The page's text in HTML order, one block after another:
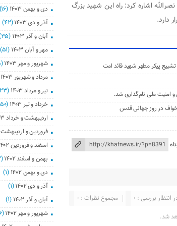
اشاره کرد: راه این شهید بزرگ
دارد.
پیکر مطهر شهید قائد امت
خواف در روز جهانی قدس
مجموع نظرات : ۰ انتظار بررسی : ۰
شد.
دی و بهمن ۱۴۰۳
(۱۶)
آذر و دی ۱۴۰۳
(۴۲)
آبان و آذر ۱۴۰۳
(۳۵)
مهر و آبان ۱۴۰۳
(۵۱)
شهریور و مهر ۱۴۰۳
(۸۵)
مرداد و شهریور ۱۴۰۳
تیر و مرداد ۱۴۰۳
(۲۳)
خرداد و تیر ۱۴۰۳
(۵۰)
اردیبهشت و خرداد ۱۴۰۳
فروردین و اردیبهشت ۱۴۰۳
اسفند و فروردین ۱۴۰۲
بهمن و اسفند ۱۴۰۲
(۳)
دی و بهمن ۱۴۰۲
(۱)
آذر و دی ۱۴۰۲
(۱)
آبان و آذر ۱۴۰۲
(۱)
شهریور و مهر ۱۴۰۲
(۶)